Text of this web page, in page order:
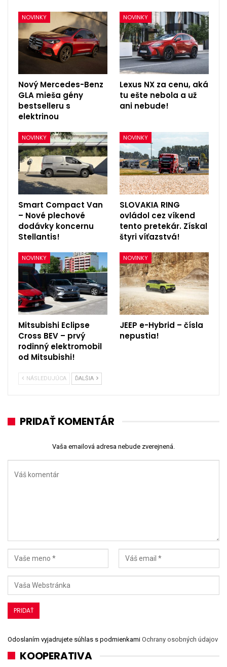
NOVINKY
Nový Mercedes-Benz
GLA mieša gény
bestselleru s
elektrinou
NOVINKY
Lexus NX za cenu, aká
tu ešte nebola a už
ani nebude!
NOVINKY
Smart Compact Van
– Nové plechové
dodávky koncernu
Stellantis!
NOVINKY
SLOVAKIA RING
ovládol cez víkend
tento pretekár. Získal
štyri víťazstvá!
NOVINKY
Mitsubishi Eclipse
Cross BEV – prvý
rodinný elektromobil
od Mitsubishi!
NOVINKY
JEEP e-Hybrid – čísla
nepustia!
NÁSLEDUJÚCA ĎALŠIA
PRIDAŤ KOMENTÁR
Vaša emailová adresa nebude zverejnená.
Odoslaním vyjadrujete súhlas s podmienkami Ochrany osobných údajov
KOOPERATIVA